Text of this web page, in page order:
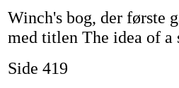
Winch's bog, der første
med titlen The idea of a
Side 419